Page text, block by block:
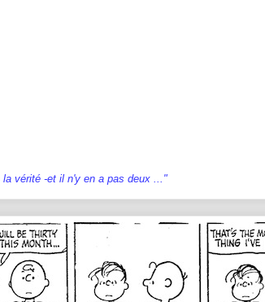
vérité -et il n'y en a pas deux ..."